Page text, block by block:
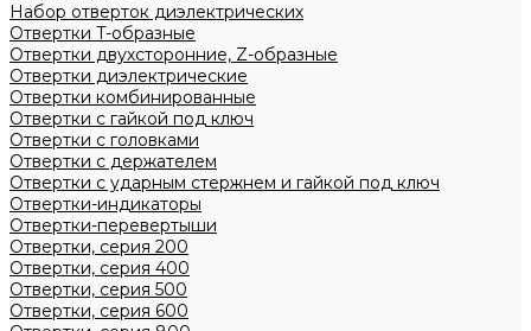
Набор отверток диэлектрических
Отвертки T-образные
Отвертки двухсторонние, Z-образные
Отвертки диэлектрические
Отвертки комбинированные
Отвертки с гайкой под ключ
Отвертки с головками
Отвертки с держателем
Отвертки с ударным стержнем и гайкой под ключ
Отвертки-индикаторы
Отвертки-перевертыши
Отвертки, серия 200
Отвертки, серия 400
Отвертки, серия 500
Отвертки, серия 600